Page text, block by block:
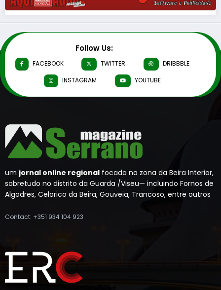
Follow Us:
FACEBOOK TWITTER
DRIBBBLE
INSTAGRAM
YOUTUBE
um jornal online regional focado na zona da Beira Interior,
sobretudo no distrito da Guarda /Viseu— incluindo Fornos de
Algodres, Celorico da Beira, Gouveia, Trancoso, entre outros
Contact: +351 934 104 923